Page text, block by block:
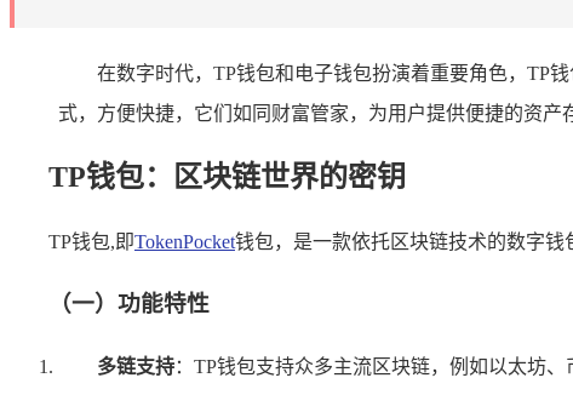
在数字时代，TP钱包和电子钱包扮演着重要角色，TP
式，方便快捷，它们如同财富管家，为用户提供便捷的资
TP钱包：区块链世界的密钥
TP钱包,即TokenPocket钱包，是一款依托区块链技术的数字钱
（一）功能特性
多链支持：TP钱包支持众多主流区块链，例如以太坊